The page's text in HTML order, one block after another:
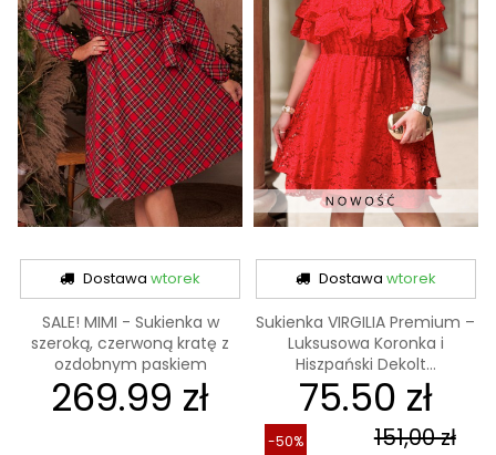
Dostawawtorek
SALE! MIMI - Sukienka w
szeroką, czerwoną kratę z
ozdobnym paskiem
269.99 zł
Dostawa wtorek
Sukienka VIRGILIA Premium –
Luksusowa Koronka i
Hiszpański Dekolt...
75.50 zł
151,00 zł
-50%